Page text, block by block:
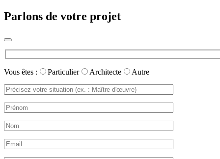
Parlons de votre projet
Vous êtes : Particulier Architecte Autre